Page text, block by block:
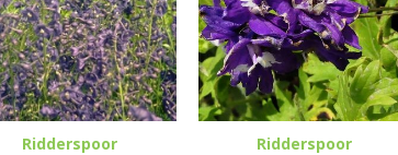
Ridderspoor Ridderspoor